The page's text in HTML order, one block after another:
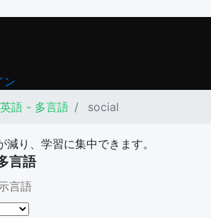
ン
英語 - 多言語 social
減り、学習に集中できます。
言語
言語